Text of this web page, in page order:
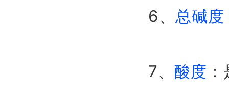
6、 总碱度
7、 酸度